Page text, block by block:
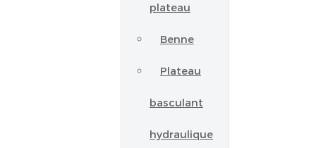
plateau
Benne
Plateau
basculant
hydraulique